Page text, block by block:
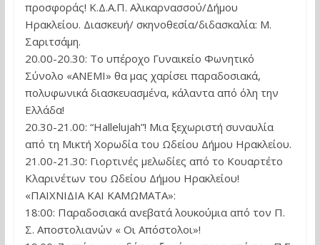
προσφοράς! Κ.Δ.Α.Π. Αλικαρνασσού/Δήμου
Ηρακλείου. Διασκευή/ σκηνοθεσία/διδασκαλία: Μ.
Σαριτσάμη.
20.00-20.30: Το υπέροχο Γυναικείο Φωνητικό
Σύνολο «ANEMI» θα μας χαρίσει παραδοσιακά,
πολυφωνικά διασκευασμένα, κάλαντα από όλη την
Ελλάδα!
20.30-21.00: “Hallelujah”! Μια ξεχωριστή συναυλία
από τη Μικτή Χορωδία του Ωδείου Δήμου Ηρακλείου.
21.00-21.30: Γιορτινές μελωδίες από το Κουαρτέτο
Κλαρινέτων του Ωδείου Δήμου Ηρακλείου!
«ΠΑΙΧΝΙΔΙΑ ΚΑΙ ΚΑΜΩΜΑΤΑ»:
18:00: Παραδοσιακά ανεβατά λουκούμια από τον Π.
Σ. Αποστολιανών « Οι Απόστολοι»!